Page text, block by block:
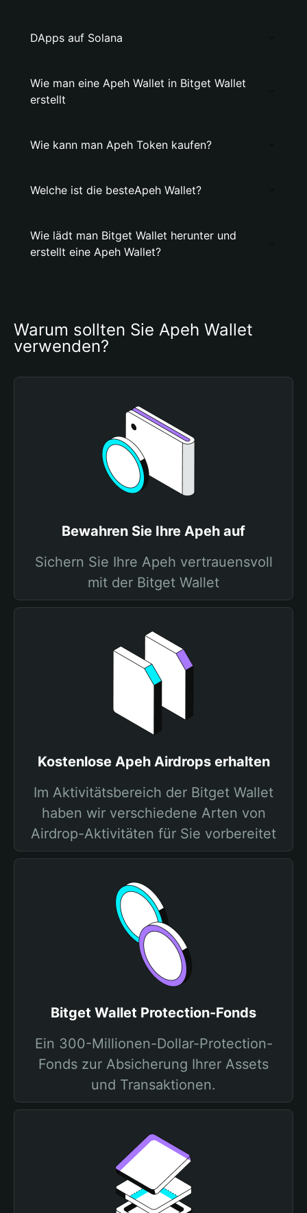
DApps auf Solana
Wie man eine Apeh Wallet in Bitget Wallet
erstellt
Wie kann man Apeh Token kaufen?
Welche ist die besteApeh Wallet?
Wie lädt man Bitget Wallet herunter und
erstellt eine Apeh Wallet?
Warum sollten Sie Apeh Wallet
verwenden?
Bewahren Sie Ihre Apeh auf
Sichern Sie Ihre Apeh vertrauensvoll
mit der Bitget Wallet
Kostenlose Apeh Airdrops erhalten
Im Aktivitätsbereich der Bitget Wallet
haben wir verschiedene Arten von
Airdrop-Aktivitäten für Sie vorbereitet
Bitget Wallet Protection-Fonds
Ein 300-Millionen-Dollar-Protection-
Fonds zur Absicherung Ihrer Assets
und Transaktionen.